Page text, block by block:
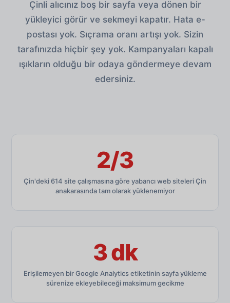
Çinli alıcınız boş bir sayfa veya dönen bir
yükleyici görür ve sekmeyi kapatır. Hata e-
postası yok. Sıçrama oranı artışı yok. Sizin
tarafınızda hiçbir şey yok. Kampanyaları kapalı
ışıkların olduğu bir odaya göndermeye devam
edersiniz.
2/3
Çin'deki 614 site çalışmasına göre yabancı web siteleri Çin
anakarasında tam olarak yüklenemiyor
3 dk
Erişilemeyen bir Google Analytics etiketinin sayfa yükleme
sürenize ekleyebileceği maksimum gecikme